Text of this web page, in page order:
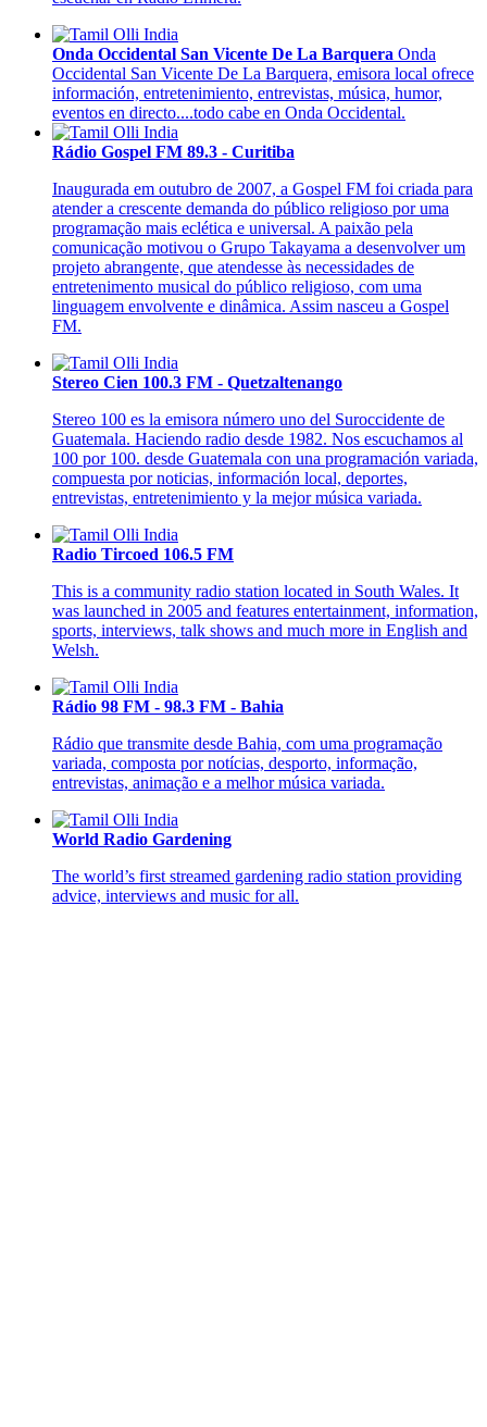
Onda Occidental San Vicente De La Barquera Onda
Occidental San Vicente De La Barquera, emisora local ofrece
información, entretenimiento, entrevistas, música, humor,
eventos en directo....todo cabe en Onda Occidental.
Rádio Gospel FM 89.3 - Curitiba
Inaugurada em outubro de 2007, a Gospel FM foi criada para
atender a crescente demanda do público religioso por uma
programação mais eclética e universal. A paixão pela
comunicação motivou o Grupo Takayama a desenvolver um
projeto abrangente, que atendesse às necessidades de
entretenimento musical do público religioso, com uma
linguagem envolvente e dinâmica. Assim nasceu a Gospel
FM.
Stereo Cien 100.3 FM - Quetzaltenango
Stereo 100 es la emisora número uno del Suroccidente de
Guatemala. Haciendo radio desde 1982. Nos escuchamos al
100 por 100. desde Guatemala con una programación variada,
compuesta por noticias, información local, deportes,
entrevistas, entretenimiento y la mejor música variada.
Radio Tircoed 106.5 FM
This is a community radio station located in South Wales. It
was launched in 2005 and features entertainment, information,
sports, interviews, talk shows and much more in English and
Welsh.
Rádio 98 FM - 98.3 FM - Bahia
Rádio que transmite desde Bahia, com uma programação
variada, composta por notícias, desporto, informação,
entrevistas, animação e a melhor música variada.
World Radio Gardening
The world’s first streamed gardening radio station providing
advice, interviews and music for all.